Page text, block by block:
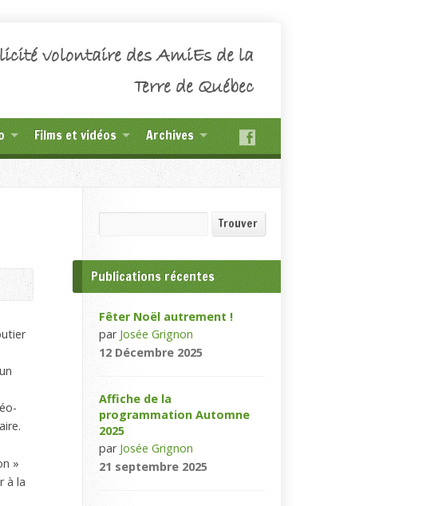
volontaire des AmiEs de la
Terre de Québec
Films et vidéos Archives
»
à la
Trouver
Publications récentes
Fêter Noël autrement !
par Josée Grignon
12 Décembre 2025
Affiche de la
programmation Automne
2025
par Josée Grignon
21 septembre 2025